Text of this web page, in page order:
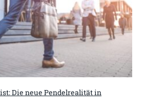
Die neue Pendelrealität in